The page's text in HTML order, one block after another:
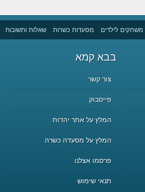
משחקים לילדים מסעדות כשרות שאלות ותשובות
בבא קמא
צור קשר
פייסבוק
המלץ על אתר יהדות
המלץ על מסעדה כשרה
פרסמו אצלנו
תנאי שימוש